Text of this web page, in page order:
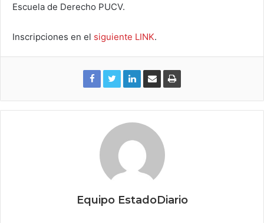
Escuela de Derecho PUCV.
Inscripciones en el siguiente LINK.
Equipo EstadoDiario